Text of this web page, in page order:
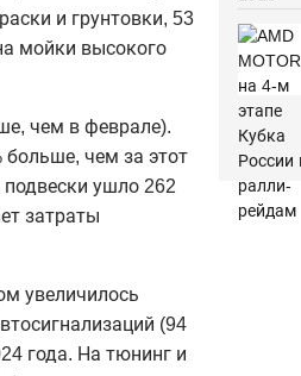
и грунтовки, 53
мойки высокого
чем в феврале).
чем за этот
подвески ушло 262
затраты
увеличилось
(94
года. На тюнинг и